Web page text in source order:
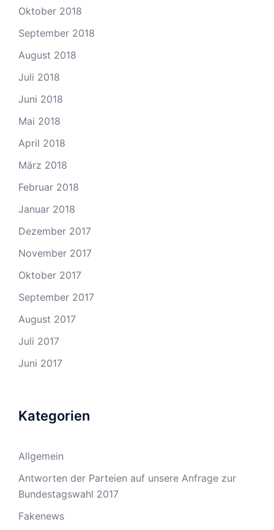
Oktober 2018
September 2018
August 2018
Juli 2018
Juni 2018
Mai 2018
April 2018
März 2018
Februar 2018
Januar 2018
Dezember 2017
November 2017
Oktober 2017
September 2017
August 2017
Juli 2017
Juni 2017
Kategorien
Allgemein
Antworten der Parteien auf unsere Anfrage zur
Bundestagswahl 2017
Fakenews